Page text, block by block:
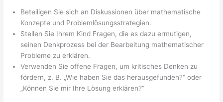
Beteiligen Sie sich an Diskussionen über mathematische
Konzepte und Problemlösungsstrategien.
Stellen Sie Ihrem Kind Fragen, die es dazu ermutigen,
seinen Denkprozess bei der Bearbeitung mathematischer
Probleme zu erklären.
Verwenden Sie offene Fragen, um kritisches Denken zu
fördern, z. B. „Wie haben Sie das herausgefunden?“ oder
„Können Sie mir Ihre Lösung erklären?“